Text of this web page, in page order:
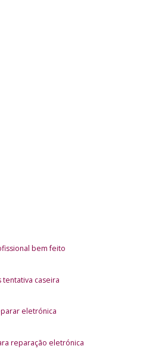
bem feito
tentativa caseira
eletrónica
reparação eletrónica